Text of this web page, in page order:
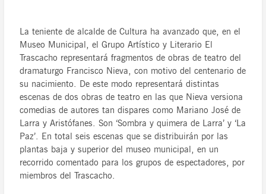
La teniente de alcalde de Cultura ha avanzado que, en el
Museo Municipal, el Grupo Artístico y Literario El
Trascacho representará fragmentos de obras de teatro del
dramaturgo Francisco Nieva, con motivo del centenario de
su nacimiento. De este modo representará distintas
escenas de dos obras de teatro en las que Nieva versiona
comedias de autores tan dispares como Mariano José de
Larra y Aristófanes. Son ‘Sombra y quimera de Larra’ y ‘La
Paz’. En total seis escenas que se distribuirán por las
plantas baja y superior del museo municipal, en un
recorrido comentado para los grupos de espectadores, por
miembros del Trascacho.